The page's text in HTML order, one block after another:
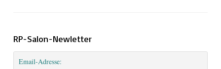
RP-Salon-Newletter